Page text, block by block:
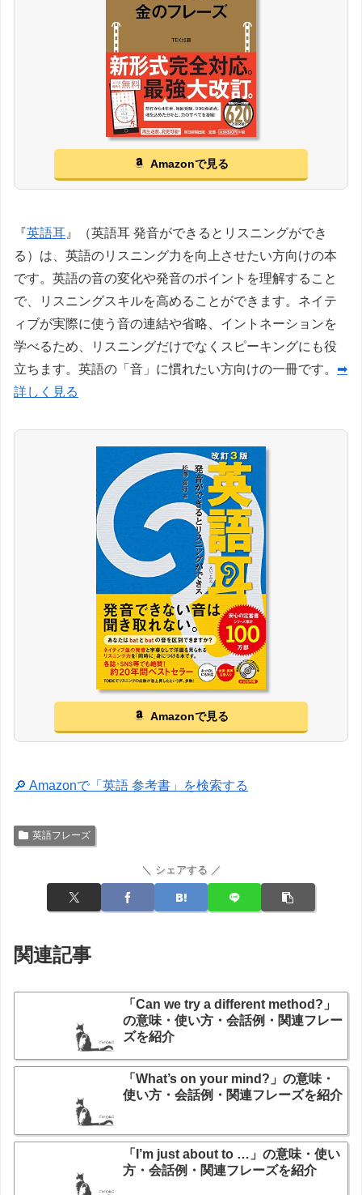
Amazonで見る
『英語耳』（英語耳 発音ができるとリスニングができ
る）は、英語のリスニング力を向上させたい方向けの本
です。英語の音の変化や発音のポイントを理解すること
で、リスニングスキルを高めることができます。ネイテ
ィブが実際に使う音の連結や省略、イントネーションを
学べるため、リスニングだけでなくスピーキングにも役
立ちます。英語の「音」に慣れたい方向けの一冊です。 ➡
詳しく見る
Amazonで見る
🔎 Amazonで「英語 参考書」を検索する
英語フレーズ
＼ シェアする ／
関連記事
「Can we try a different method?」
の意味・使い方・会話例・関連フレー
ズを紹介
「What’s on your mind?」の意味・
使い方・会話例・関連フレーズを紹介
「I’m just about to …」の意味・使い
方・会話例・関連フレーズを紹介